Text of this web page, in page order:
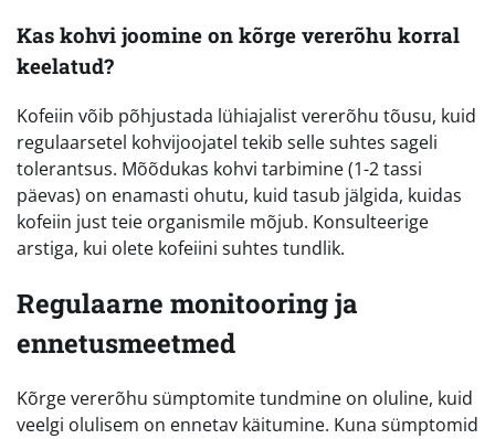
Kas kohvi joomine on kõrge vererõhu korral
keelatud?
Kofeiin võib põhjustada lühiajalist vererõhu tõusu, kuid
regulaarsetel kohvijoojatel tekib selle suhtes sageli
tolerantsus. Mõõdukas kohvi tarbimine (1-2 tassi
päevas) on enamasti ohutu, kuid tasub jälgida, kuidas
kofeiin just teie organismile mõjub. Konsulteerige
arstiga, kui olete kofeiini suhtes tundlik.
Regulaarne monitooring ja
ennetusmeetmed
Kõrge vererõhu sümptomite tundmine on oluline, kuid
veelgi olulisem on ennetav käitumine. Kuna sümptomid